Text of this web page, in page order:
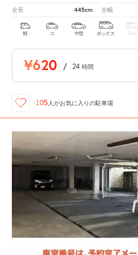
全長 445cm 全幅
軽 コ 中型 ボックス SUV
¥620 / 24 時間
105人がお気に入りの駐車場